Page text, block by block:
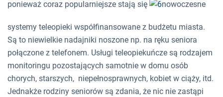
ponieważ coraz popularniejsze stają się nowoczesne
systemy teleopieki współfinansowane z budżetu miasta.
Są to niewielkie nadajniki noszone np. na ręku seniora
połączone z telefonem. Usługi teleopiekuńcze są rodzajem
monitoringu pozostających samotnie w domu osób
chorych, starszych, niepełnosprawnych, kobiet w ciąży, itd.
Jednakże rodziny seniorów są zdania, że nic nie zastąpi